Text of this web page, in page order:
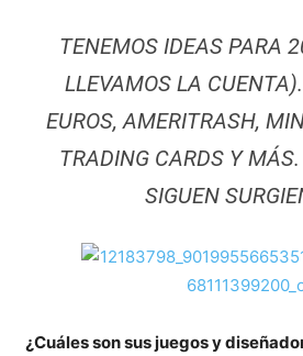
TENEMOS IDEAS PARA
LLEVAMOS LA
EUROS, AMERITRASH,
TRADING CARDS Y
SIGUEN
¿Cuáles son sus juegos y